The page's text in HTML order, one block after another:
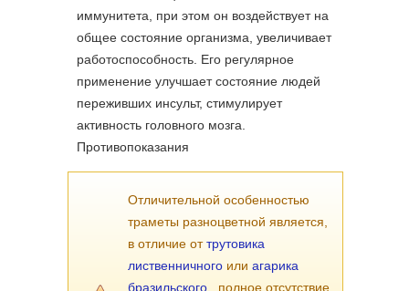
иммунитета, при этом он воздействует на
общее состояние организма, увеличивает
работоспособность. Его регулярное
применение улучшает состояние людей
переживших инсульт, стимулирует
активность головного мозга.
Противопоказания
Отличительной особенностью
траметы разноцветной является,
в отличие оттрутовика
лиственничного или агарика
бразильского , полное отсутствие